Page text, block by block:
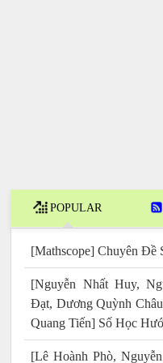
POPULAR
[Mathscope] Chuyên Đề
[Nguyễn Nhất Huy,
Đạt, Dương Quỳnh
Quang Tiến] Số Học
[Lê Hoành Phò,